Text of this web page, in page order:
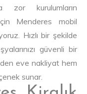
zor kurulumların
için Menderes mobil
Hızlı bir şekilde
güvenli bir
eve nakliyat hem
sunar.